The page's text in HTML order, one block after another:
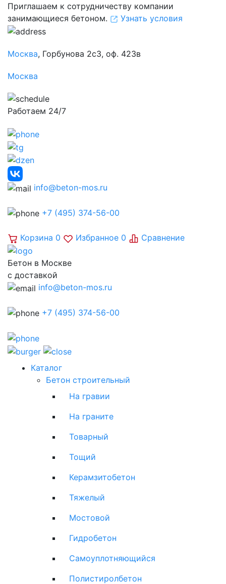
Приглашаем к сотрудничеству компании
занимающиеся бетоном.
Узнать условия
Москва, Горбунова 2с3, оф. 423в
Москва
Работаем 24/7
info@beton-mos.ru
+7 (495) 374-56-00
Корзина 0 Избранное 0 Сравнение
Бетон в Москве
с доставкой
info@beton-mos.ru
+7 (495) 374-56-00
Каталог
Бетон строительный
На гравии
На граните
Товарный
Тощий
Керамзитобетон
Тяжелый
Мостовой
Гидробетон
Самоуплотняющийся
Полистиролбетон